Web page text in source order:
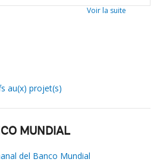
Voir la suite
au(x) projet(s)
MUNDIAL
del Banco Mundial